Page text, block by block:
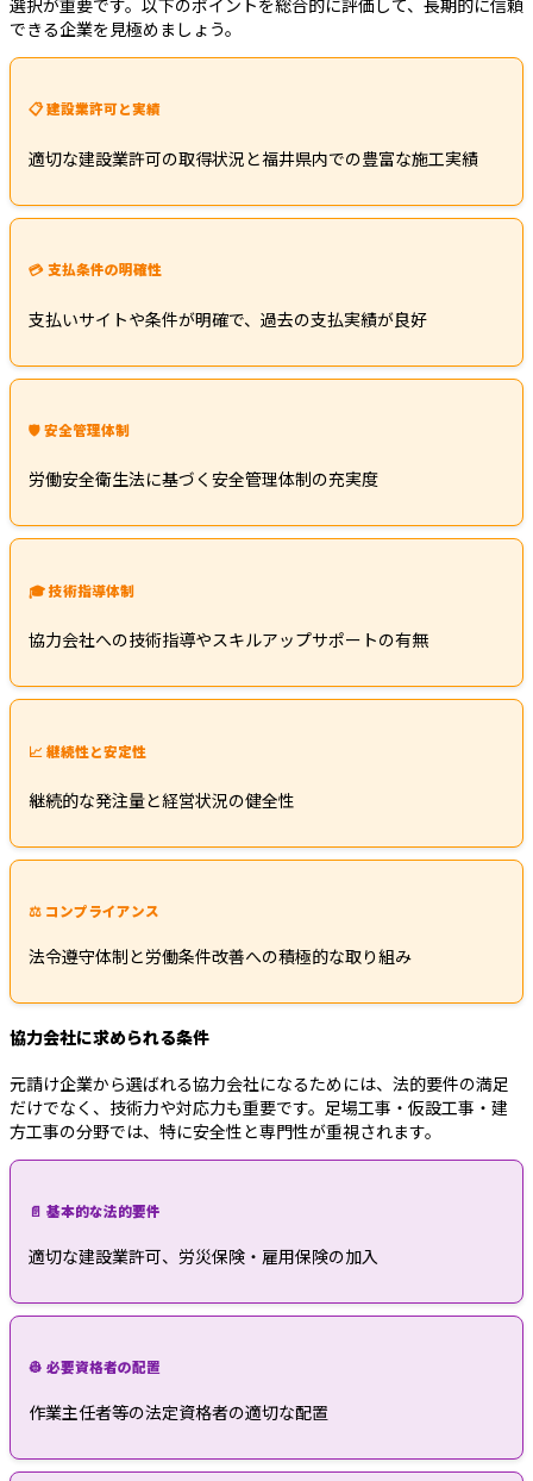
選択が重要です。以下のポイントを総合的に評価して、長期的に信頼
できる企業を見極めましょう。
📋 建設業許可と実績
適切な建設業許可の取得状況と福井県内での豊富な施工実績
💳 支払条件の明確性
支払いサイトや条件が明確で、過去の支払実績が良好
🛡️ 安全管理体制
労働安全衛生法に基づく安全管理体制の充実度
🎓 技術指導体制
協力会社への技術指導やスキルアップサポートの有無
📈 継続性と安定性
継続的な発注量と経営状況の健全性
⚖️ コンプライアンス
法令遵守体制と労働条件改善への積極的な取り組み
協力会社に求められる条件
元請け企業から選ばれる協力会社になるためには、法的要件の満足
だけでなく、技術力や対応力も重要です。足場工事・仮設工事・建
方工事の分野では、特に安全性と専門性が重視されます。
📄 基本的な法的要件
適切な建設業許可、労災保険・雇用保険の加入
👷 必要資格者の配置
作業主任者等の法定資格者の適切な配置